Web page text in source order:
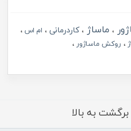
ماساژ کاردرمانی
ام اس
روکش ماساژور
برگشت به بالا